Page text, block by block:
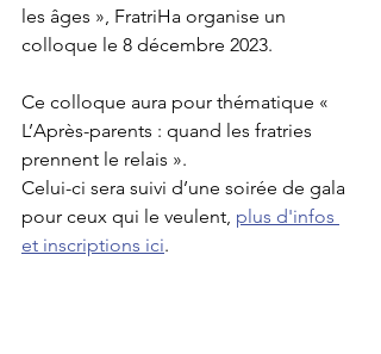
les âges », FratriHa organise un
colloque le 8 décembre 2023.
Ce colloque aura pour thématique «
L’Après-parents : quand les fratries
prennent le relais ».
Celui-ci sera suivi d’une soirée de gala
pour ceux qui le veulent, plus d'infos
et inscriptions ici.